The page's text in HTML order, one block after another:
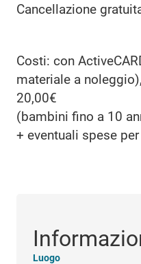
Cancellazione
Costi: con
materiale a
20,00€
(bambini fino a 10
+ eventuali spese
Luogo